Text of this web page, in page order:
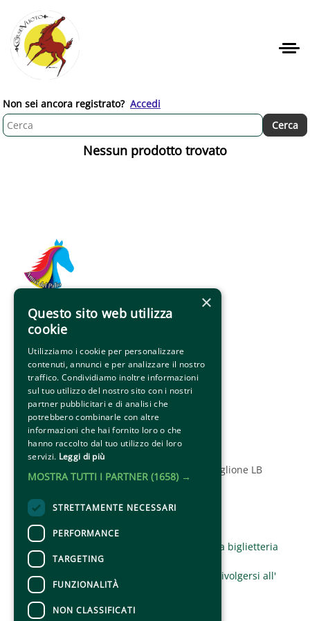
Non sei ancora registrato? Accedi
Nessun prodotto trovato
Indirizzo
Via Roma 10 - 01037 Ronciglione (VT)
info@palioronciglione.it
amicidelpalio@gmail.com
Social
© 2025 Associazione Amici del Palio di Ronciglione LB
CONTATTI
Per informazioni e supporto all'acquisto della biglietteria
Clicca qui
Per informazioni sul programma e l'evento, rivolgersi all'
organizzatore.
Dichiarazione di accessibilità
×
Questo sito web utilizza
cookie
Utilizziamo i cookie per personalizzare
contenuti, annunci e per analizzare il nostro
traffico. Condividiamo inoltre informazioni
sul tuo utilizzo del nostro sito con i nostri
partner pubblicitari e di analisi che
potrebbero combinarle con altre
informazioni che hai fornito loro o che
hanno raccolto dal tuo utilizzo dei loro
servizi. Leggi di più
MOSTRA TUTTI I PARTNER (1658) →
STRETTAMENTE NECESSARI
PERFORMANCE
TARGETING
FUNZIONALITÀ
NON CLASSIFICATI